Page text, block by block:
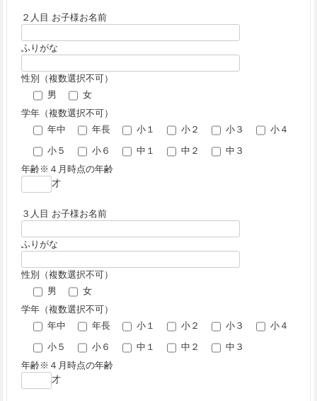
２人目 お子様お名前
ふりがな
性別（複数選択不可）
男
女
学年（複数選択不可）
年中
年長 小１ 小２ 小３
小４
小５
小６ 中１ 中２
中３
年齢※４月時点の年齢
才
３人目 お子様お名前
ふりがな
性別（複数選択不可）
男
女
学年（複数選択不可）
年中
年長 小１ 小２ 小３
小４
小５
小６ 中１ 中２
中３
年齢※４月時点の年齢
才